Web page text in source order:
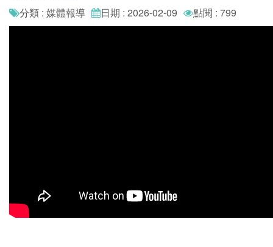
分類 : 媒體報導 日期 : 2026-02-09 點閱 : 799